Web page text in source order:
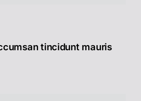
tincidunt mauris